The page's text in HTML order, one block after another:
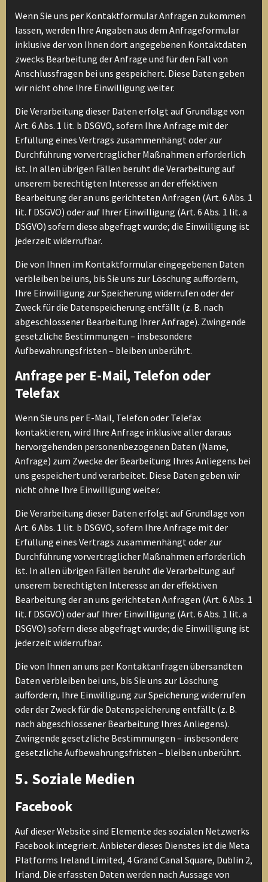
Wenn Sie uns per Kontaktformular Anfragen zukommen
lassen, werden Ihre Angaben aus dem Anfrageformular
inklusive der von Ihnen dort angegebenen Kontaktdaten
zwecks Bearbeitung der Anfrage und für den Fall von
Anschlussfragen bei uns gespeichert. Diese Daten geben
wir nicht ohne Ihre Einwilligung weiter.
Die Verarbeitung dieser Daten erfolgt auf Grundlage von
Art. 6 Abs. 1 lit. b DSGVO, sofern Ihre Anfrage mit der
Erfüllung eines Vertrags zusammenhängt oder zur
Durchführung vorvertraglicher Maßnahmen erforderlich
ist. In allen übrigen Fällen beruht die Verarbeitung auf
unserem berechtigten Interesse an der effektiven
Bearbeitung der an uns gerichteten Anfragen (Art. 6 Abs. 1
lit. f DSGVO) oder auf Ihrer Einwilligung (Art. 6 Abs. 1 lit. a
DSGVO) sofern diese abgefragt wurde; die Einwilligung ist
jederzeit widerrufbar.
Die von Ihnen im Kontaktformular eingegebenen Daten
verbleiben bei uns, bis Sie uns zur Löschung auffordern,
Ihre Einwilligung zur Speicherung widerrufen oder der
Zweck für die Datenspeicherung entfällt (z. B. nach
abgeschlossener Bearbeitung Ihrer Anfrage). Zwingende
gesetzliche Bestimmungen – insbesondere
Aufbewahrungsfristen – bleiben unberührt.
Anfrage per E-Mail, Telefon oder
Telefax
Wenn Sie uns per E-Mail, Telefon oder Telefax
kontaktieren, wird Ihre Anfrage inklusive aller daraus
hervorgehenden personenbezogenen Daten (Name,
Anfrage) zum Zwecke der Bearbeitung Ihres Anliegens bei
uns gespeichert und verarbeitet. Diese Daten geben wir
nicht ohne Ihre Einwilligung weiter.
Die Verarbeitung dieser Daten erfolgt auf Grundlage von
Art. 6 Abs. 1 lit. b DSGVO, sofern Ihre Anfrage mit der
Erfüllung eines Vertrags zusammenhängt oder zur
Durchführung vorvertraglicher Maßnahmen erforderlich
ist. In allen übrigen Fällen beruht die Verarbeitung auf
unserem berechtigten Interesse an der effektiven
Bearbeitung der an uns gerichteten Anfragen (Art. 6 Abs. 1
lit. f DSGVO) oder auf Ihrer Einwilligung (Art. 6 Abs. 1 lit. a
DSGVO) sofern diese abgefragt wurde; die Einwilligung ist
jederzeit widerrufbar.
Die von Ihnen an uns per Kontaktanfragen übersandten
Daten verbleiben bei uns, bis Sie uns zur Löschung
auffordern, Ihre Einwilligung zur Speicherung widerrufen
oder der Zweck für die Datenspeicherung entfällt (z. B.
nach abgeschlossener Bearbeitung Ihres Anliegens).
Zwingende gesetzliche Bestimmungen – insbesondere
gesetzliche Aufbewahrungsfristen – bleiben unberührt.
5. Soziale Medien
Facebook
Auf dieser Website sind Elemente des sozialen Netzwerks
Facebook integriert. Anbieter dieses Dienstes ist die Meta
Platforms Ireland Limited, 4 Grand Canal Square, Dublin 2,
Irland. Die erfassten Daten werden nach Aussage von